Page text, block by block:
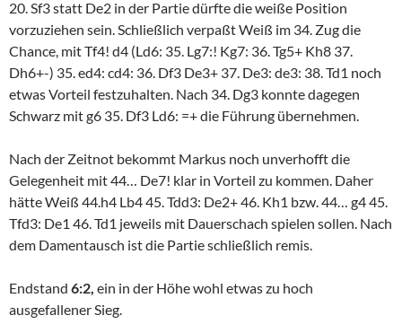
20. Sf3 statt De2 in der Partie dürfte die weiße Position
vorzuziehen sein. Schließlich verpaßt Weiß im 34. Zug die
Chance, mit Tf4! d4 (Ld6: 35. Lg7:! Kg7: 36. Tg5+ Kh8 37.
Dh6+-) 35. ed4: cd4: 36. Df3 De3+ 37. De3: de3: 38. Td1 noch
etwas Vorteil festzuhalten. Nach 34. Dg3 konnte dagegen
Schwarz mit g6 35. Df3 Ld6: =+ die Führung übernehmen.
Nach der Zeitnot bekommt Markus noch unverhofft die
Gelegenheit mit 44… De7! klar in Vorteil zu kommen. Daher
hätte Weiß 44.h4 Lb4 45. Tdd3: De2+ 46. Kh1 bzw. 44… g4 45.
Tfd3: De1 46. Td1 jeweils mit Dauerschach spielen sollen. Nach
dem Damentausch ist die Partie schließlich remis.
Endstand 6:2, ein in der Höhe wohl etwas zu hoch
ausgefallener Sieg.